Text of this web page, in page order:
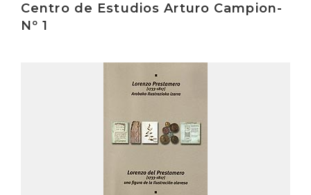
Centro de Estudios Arturo Campion-
Nº 1